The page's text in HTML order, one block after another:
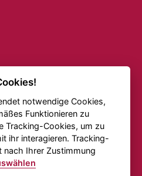
Online-Verkehr
notwendige Cookies,
Funktionieren zu
Tracking-Cookies, um zu
ihr interagieren. Tracking-
nach Ihrer Zustimmung